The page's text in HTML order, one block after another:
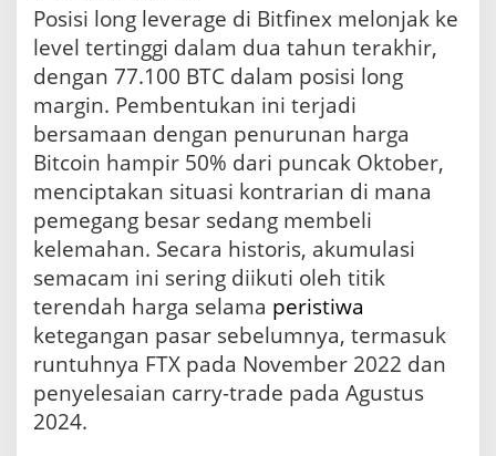
Posisi long leverage di Bitfinex melonjak ke
level tertinggi dalam dua tahun terakhir,
dengan 77.100 BTC dalam posisi long
margin. Pembentukan ini terjadi
bersamaan dengan penurunan harga
Bitcoin hampir 50% dari puncak Oktober,
menciptakan situasi kontrarian di mana
pemegang besar sedang membeli
kelemahan. Secara historis, akumulasi
semacam ini sering diikuti oleh titik
terendah harga selama peristiwa
ketegangan pasar sebelumnya, termasuk
runtuhnya FTX pada November 2022 dan
penyelesaian carry-trade pada Agustus
2024.